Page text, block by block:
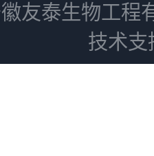
友泰生物工程
技术